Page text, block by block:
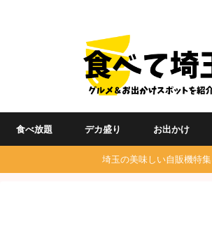
食べ放題 デカ盛り お出かけ
埼玉の美味しい自販機特集